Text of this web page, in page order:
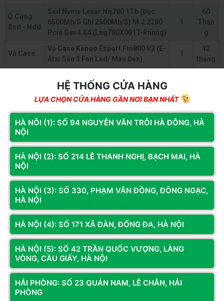
Ổ Cứng
Ssd - Hdd
Ssd Nvme Lexar Nq780 1Tb (Đọc
6500Mb/S Ghi 2500Mb/S) M.2 2280
Pcie Gen4 X4 (Lnq780X001T-Rnnng)
1
60
Thán
g
Vỏ Case
Vỏ Case Kenoo Esport Fm800 V2 (E-
Atx/ Sẵn 3 Fan Led/ Màu Đen)
1
12
tháng
Máy Tính
Cybenetics Gold(850W | 80 Plus
Gold | Full Modul)
Voucher Khuyến Mại Trừ Trực Tiếp
400.000Vnđ
Sản phẩm tương tự
HỆ THỐNG CỬA HÀNG
LỰA CHỌN CỬA HÀNG GẦN NƠI BẠN NHẤT
HÀ NÔI (1): SỐ 94 NGUYỄN VĂN TRỖI HÀ ĐÔNG, HÀ
NỘI
HÀ NỘI (2): SỐ 214 LÊ THANH NGHỊ, BẠCH MAI, HÀ
NỘI
HÀ NỘI (3): SỐ 330, PHẠM VĂN ĐỒNG, ĐÔNG NGẠC,
HÀ NỘI
HÀ NỘI (4): SỐ 171 XÃ ĐÀN, ĐỐNG ĐA, HÀ NỘI
HÀ NỘI (5): SỐ 42 TRẦN QUỐC VƯỢNG, LÀNG
VÒNG, CẦU GIẤY, HÀ NỘI
HẢI PHÒNG: SỐ 23 QUÁN NAM, LÊ CHÂN, HẢI
PHÒNG